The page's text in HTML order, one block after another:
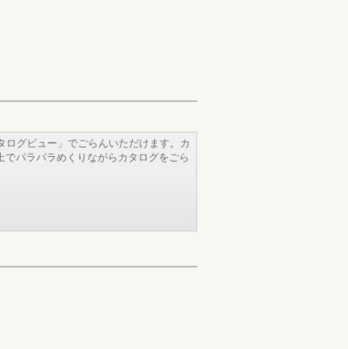
ログビュー」でごらんいただけます。カ
でパラパラめくりながらカタログをごら